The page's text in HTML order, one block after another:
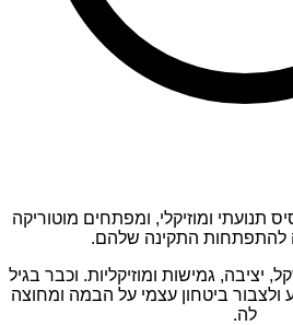
תנועתי ומוזיקלי, ומפתחים מוטוריקה
להתפתחות התקינה שלהם.
יציבה, גמישות ומוזיקליות. וכבר בגיל
ולצבור ביטחון עצמי על הבמה ומחוצה
לה.